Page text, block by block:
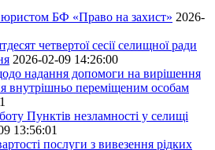
БФ «Право на захист» 2026-
четвертої сесії селищної ради
2026-02-09 14:26:00
надання допомоги на вирішення
внутрішньо переміщеним особам
Пунктів незламності у селищі
13:56:01
послуги з вивезення рідких